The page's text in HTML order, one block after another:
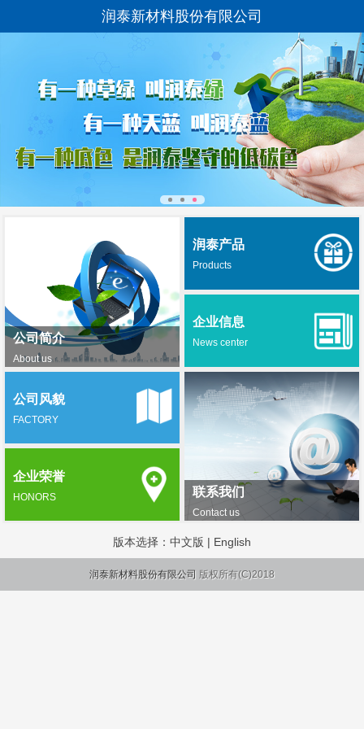
润泰新材料股份有限公司
公司简介
About us
润泰产品
Products
企业信息
News center
联系我们
Contact us
公司风貌
FACTORY
企业荣誉
HONORS
版本选择： 中文版 | English
润泰新材料股份有限公司 版权所有(C)2018